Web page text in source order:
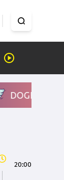
20:00